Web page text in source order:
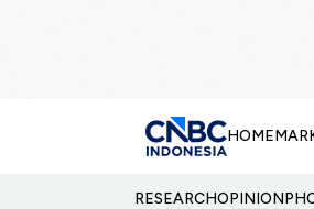
HOME
RESEARCHOPINION